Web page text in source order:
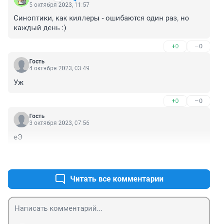
5 октября 2023, 11:57
Синоптики, как киллеры - ошибаются один раз, но
каждый день :)
+0 –0
Гость
4 октября 2023, 03:49
Уж
+0 –0
Гость
3 октября 2023, 07:56
еЭ
Читать все комментарии